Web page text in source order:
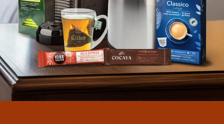
Nederland
NL
Slovensko
SK
Další trhy
Österreich
J.HORNIG
United Kingdom